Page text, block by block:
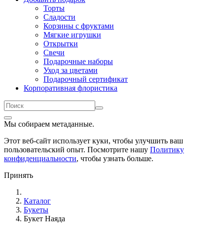
Торты
Сладости
Корзины с фруктами
Мягкие игрушки
Открытки
Свечи
Подарочные наборы
Уход за цветами
Подарочный сертификат
Корпоративная флористика
Мы собираем метаданные.
Этот веб-сайт использует куки, чтобы улучшить ваш
пользовательский опыт. Посмотрите нашу Политику
конфиденциальности, чтобы узнать больше.
Принять
Каталог
Букеты
Букет Наяда